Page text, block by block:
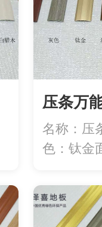
压条万
名称：压
色：钛金